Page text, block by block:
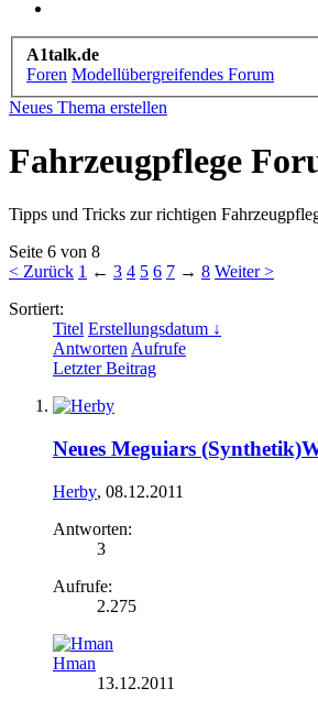
A1talk.de
Foren Modellübergreifendes Forum
Neues Thema erstellen
Fahrzeugpflege
Tipps und Tricks zur richtigen
Seite 6 von 8
< Zurück 1 ← 3 4 5 6 7 → 8 Weiter >
Sortiert:
Titel Erstellungsdatum ↓
AntwortenAufrufe
Letzter Beitrag
Neues Meguiars
Herby, 08.12.2011
Antworten:
3
Aufrufe:
2.275
Hman
13.12.2011